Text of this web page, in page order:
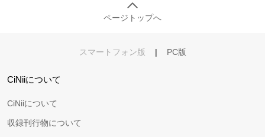
ページトップへ
スマートフォン版 | PC版
CiNiiについて
CiNiiについて
収録刊行物について